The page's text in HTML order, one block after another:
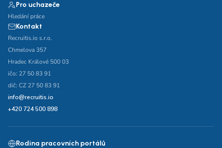
Pro uchazeče
Hledání práce
Kontakt
Recruitis.io s.r.o.
Chmelova 357
Hradec Králové 500 03
ičo: 27 50 83 91
dič: CZ 27 50 83 91
info@recruitis.io
+420 724 500 898
Rodina pracovních portálů